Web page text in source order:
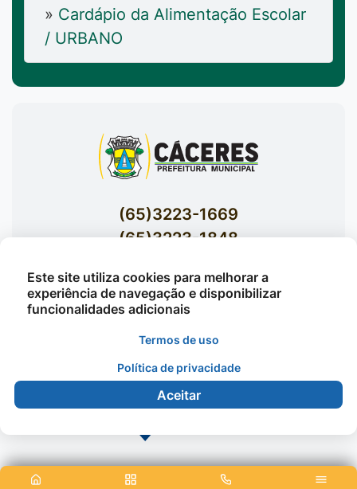
» Cardápio da Alimentação Escolar
/ URBANO
(65)3223-1669
(65)3223-1848
Av. Brasil nº 119 Bairro Jardim Celeste -
Cáceres
©2026 - Prefeitura Municipal de Cáceres - Todos os
direitos reservados
Este site utiliza cookies para melhorar a
experiência de navegação e disponibilizar
funcionalidades adicionais
Termos de uso
Política de privacidade
Aceitar